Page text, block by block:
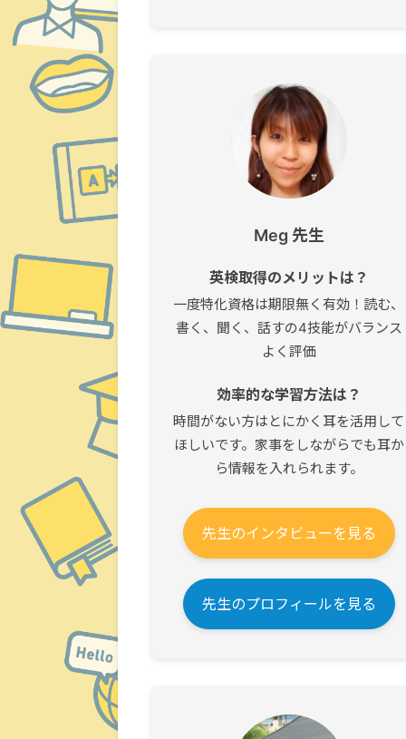
Meg 先生
英検取得のメリットは？
一度特化資格は期限無く有効！読む、
書く、聞く、話すの4技能がバランス
よく評価
効率的な学習方法は？
時間がない方はとにかく耳を活用して
ほしいです。家事をしながらでも耳か
ら情報を入れられます。
先生のインタビューを見る
先生のプロフィールを見る